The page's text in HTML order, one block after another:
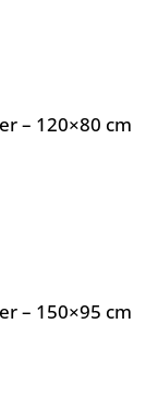
– 120×80 cm
– 150×95 cm